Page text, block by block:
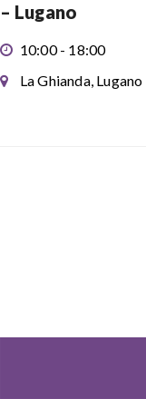
– Lugano
10:00 - 18:00
La Ghianda, Lugano